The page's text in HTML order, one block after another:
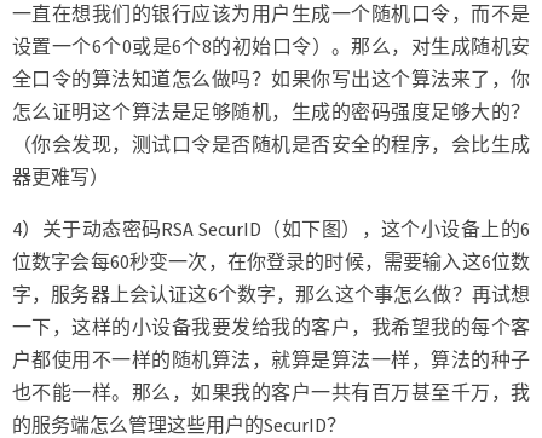
一直在想我们的银行应该为用户生成一个随机口令，而不是
设置一个6个0或是6个8的初始口令）。那么，对生成随机安
全口令的算法知道怎么做吗？如果你写出这个算法来了，你
怎么证明这个算法是足够随机，生成的密码强度足够大的？
（你会发现，测试口令是否随机是否安全的程序，会比生成
器更难写）
4）关于动态密码RSA SecurID（如下图），这个小设备上的6
位数字会每60秒变一次，在你登录的时候，需要输入这6位数
字，服务器上会认证这6个数字，那么这个事怎么做？再试想
一下，这样的小设备我要发给我的客户，我希望我的每个客
户都使用不一样的随机算法，就算是算法一样，算法的种子
也不能一样。那么，如果我的客户一共有百万甚至千万，我
的服务端怎么管理这些用户的SecurID？